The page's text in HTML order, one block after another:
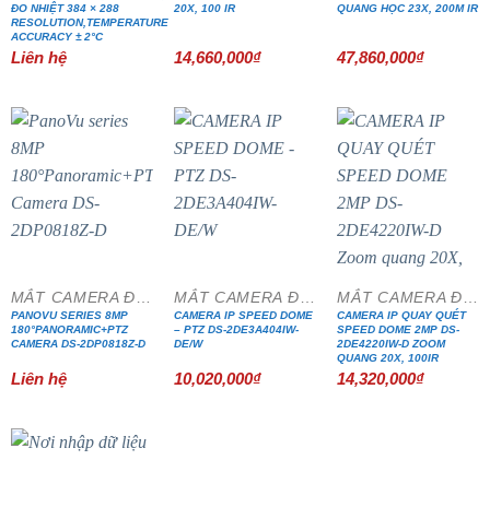
ĐO NHIỆT 384 × 288
RESOLUTION,TEMPERATURE
ACCURACY ± 2°C
Liên hệ
20X, 100 IR
14,660,000₫
QUANG HỌC 23X, 200M IR
47,860,000₫
PANOVU SERIES 8MP
180°PANORAMIC+PTZ
CAMERA DS-2DP0818Z-D
Liên hệ
CAMERA IP SPEED DOME
– PTZ DS-2DE3A404IW-
DE/W
10,020,000₫
CAMERA IP QUAY QUÉT
SPEED DOME 2MP DS-
2DE4220IW-D ZOOM
QUANG 20X, 100IR
14,320,000₫